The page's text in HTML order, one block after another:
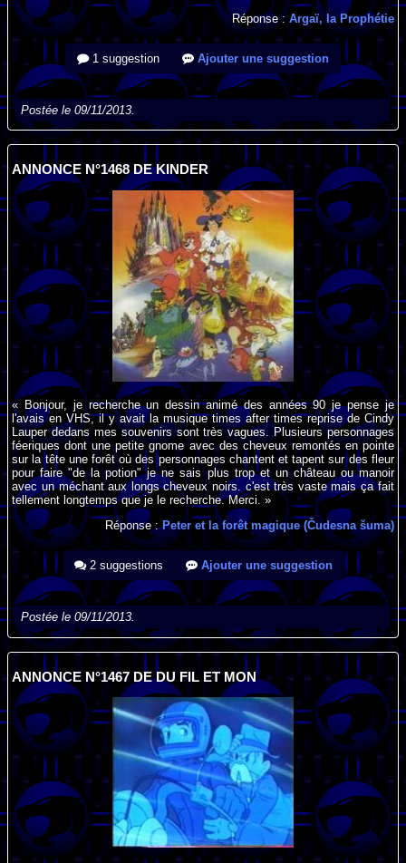
Réponse : Argaï, la Prophétie
1 suggestion Ajouter une suggestion
Postée le 09/11/2013.
ANNONCE N°1468 DE KINDER
« Bonjour, je recherche un dessin animé des années 90 je pense je
l'avais en VHS, il y avait la musique times after times reprise de Cindy
Lauper dedans mes souvenirs sont très vagues. Plusieurs personnages
féeriques dont une petite gnome avec des cheveux remontés en pointe
sur la tête une forêt où des personnages chantent et tapent sur des fleur
pour faire "de la potion" je ne sais plus trop et un château ou manoir
avec un méchant aux longs cheveux noirs. c'est très vaste mais ça fait
tellement longtemps que je le recherche. Merci. »
Réponse :Peter et la forêt magique (Čudesna šuma)
2 suggestions Ajouter une suggestion
Postée le 09/11/2013.
ANNONCE N°1467 DE DU FIL ET MON